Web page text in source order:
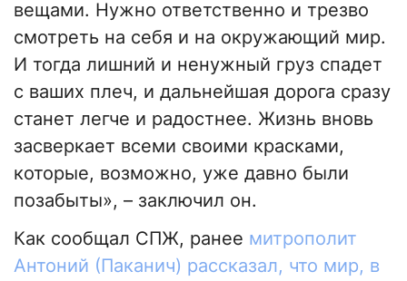
вещами. Нужно ответственно и трезво
смотреть на себя и на окружающий мир.
И тогда лишний и ненужный груз спадет
с ваших плеч, и дальнейшая дорога сразу
станет легче и радостнее. Жизнь вновь
засверкает всеми своими красками,
которые, возможно, уже давно были
позабыты», – заключил он.
Как сообщал СПЖ, ранее митрополит
Антоний (Паканич) рассказал, что мир, в